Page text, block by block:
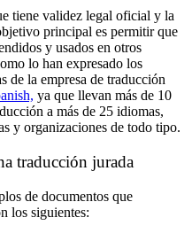
tiene validez legal oficial y la
principal es permitir que
y usados en otros
lo han expresado los
de la empresa de traducción
ya que llevan más de 10
a más de 25 idiomas,
y organizaciones de todo tipo.
traducción jurada
de documentos que
los siguientes: